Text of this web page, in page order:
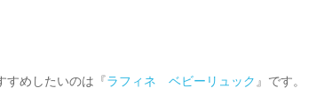
すめしたいのは『ラフィネ ベビーリュック 』です。